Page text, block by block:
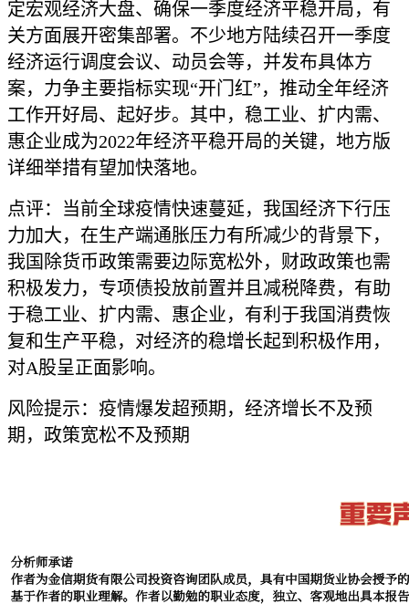
定宏观经济大盘、确保一季度经济平稳开局，有
关方面展开密集部署。不少地方陆续召开一季度
经济运行调度会议、动员会等，并发布具体方
案，力争主要指标实现“开门红”，推动全年经济
工作开好局、起好步。其中，稳工业、扩内需、
惠企业成为2022年经济平稳开局的关键，地方版
详细举措有望加快落地。
点评：当前全球疫情快速蔓延，我国经济下行压
力加大，在生产端通胀压力有所减少的背景下，
我国除货币政策需要边际宽松外，财政政策也需
积极发力，专项债投放前置并且减税降费，有助
于稳工业、扩内需、惠企业，有利于我国消费恢
复和生产平稳，对经济的稳增长起到积极作用，
对A股呈正面影响。
风险提示：疫情爆发超预期，经济增长不及预
期，政策宽松不及预期